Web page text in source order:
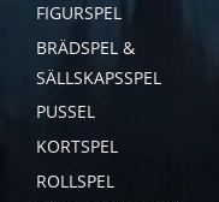
FIGURSPEL
BRÄDSPEL &
SÄLLSKAPSSPEL
PUSSEL
KORTSPEL
ROLLSPEL